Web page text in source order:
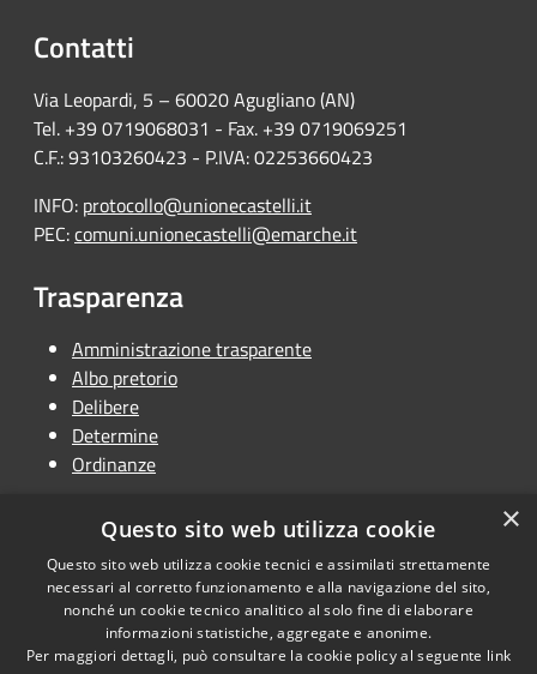
Contatti
Via Leopardi, 5 – 60020 Agugliano (AN)
Tel. +39 0719068031 - Fax. +39 0719069251
C.F.: 93103260423 - P.IVA: 02253660423
INFO: protocollo@unionecastelli.it
PEC:comuni.unionecastelli@emarche.it
Trasparenza
Amministrazione trasparente
Albo pretorio
Delibere
Determine
Ordinanze
RSS
Accessibilità
Cookie
Copyright © 2026 • Unione
Terra dei Castelli • Powered by
Municipium•Accesso
redazione
×
Questo sito web utilizza cookie
Questo sito web utilizza cookie tecnici e assimilati strettamente
necessari al corretto funzionamento e alla navigazione del sito,
nonché un cookie tecnico analitico al solo fine di elaborare
informazioni statistiche, aggregate e anonime.
Per maggiori dettagli, può consultare la cookie policy al seguente link